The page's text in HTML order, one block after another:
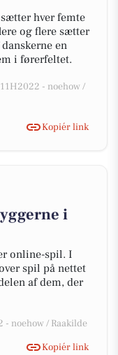
hver femte
og flere sætter
en
i førerfeltet.
- noehow /
Kopiér link
i
online-spil. I
spil på nettet
af dem, der
noehow / Raakilde
Kopiér link